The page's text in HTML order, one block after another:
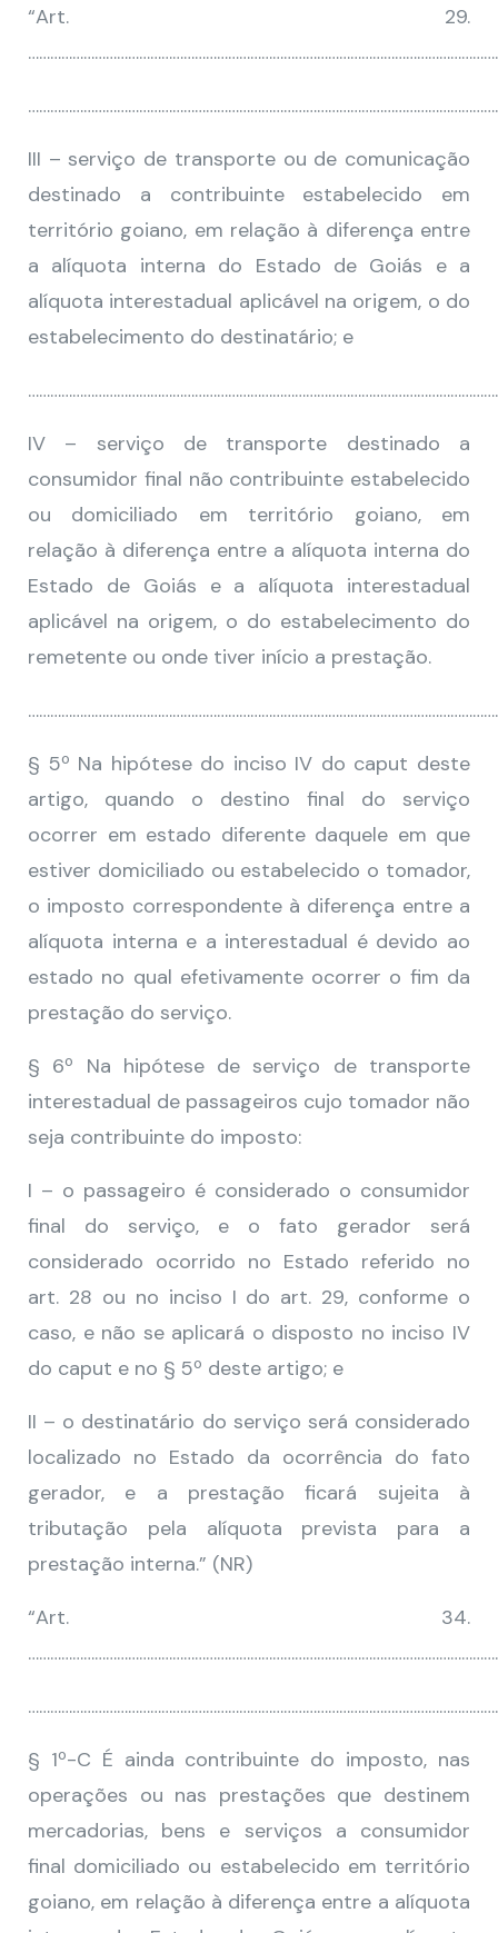
“Art. 29.
III – serviço de transporte ou de comunicação
destinado a contribuinte estabelecido em
território goiano, em relação à diferença entre
a alíquota interna do Estado de Goiás e a
alíquota interestadual aplicável na origem, o do
estabelecimento do destinatário; e
IV – serviço de transporte destinado a
consumidor final não contribuinte estabelecido
ou domiciliado em território goiano, em
relação à diferença entre a alíquota interna do
Estado de Goiás e a alíquota interestadual
aplicável na origem, o do estabelecimento do
remetente ou onde tiver início a prestação.
§ 5º Na hipótese do inciso IV do caput deste
artigo, quando o destino final do serviço
ocorrer em estado diferente daquele em que
estiver domiciliado ou estabelecido o tomador,
o imposto correspondente à diferença entre a
alíquota interna e a interestadual é devido ao
estado no qual efetivamente ocorrer o fim da
prestação do serviço.
§ 6º Na hipótese de serviço de transporte
interestadual de passageiros cujo tomador não
seja contribuinte do imposto:
I – o passageiro é considerado o consumidor
final do serviço, e o fato gerador será
considerado ocorrido no Estado referido no
art. 28 ou no inciso I do art. 29, conforme o
caso, e não se aplicará o disposto no inciso IV
do caput e no § 5º deste artigo; e
II – o destinatário do serviço será considerado
localizado no Estado da ocorrência do fato
gerador, e a prestação ficará sujeita à
tributação pela alíquota prevista para a
prestação interna.” (NR)
“Art. 34.
§ 1º-C É ainda contribuinte do imposto, nas
operações ou nas prestações que destinem
mercadorias, bens e serviços a consumidor
final domiciliado ou estabelecido em território
goiano, em relação à diferença entre a alíquota